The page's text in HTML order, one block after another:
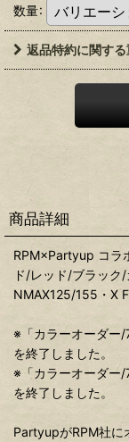
数量:
返品特約に関す
商品詳細
RPM×Partyup コラ
ド/レッド/ブラッ
NMAX125/155・X
※「カラーオーダー
を終了しました。
※「カラーオーダー
を終了しました。
PartyupがRPM社に